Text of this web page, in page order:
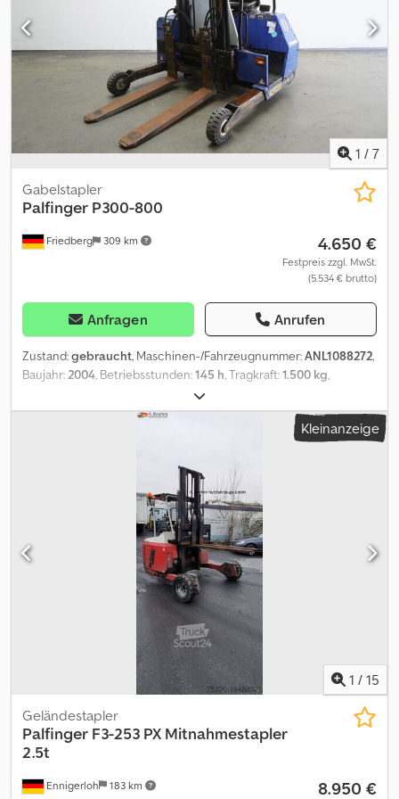
1 / 7
Friedberg 309 km
Gabelstapler
Palfinger P300-800
4.650 €
Festpreis zzgl. MwSt.
(5.534 € brutto)
Anfragen Anrufen
Zustand:gebraucht, Maschinen-/Fahrzeugnummer:ANL1088272,
Baujahr:2004, Betriebsstunden:145 h, Tragkraft:1.500 kg,
1.000 mm
mm, Masttyp:Simplex, Gabelträgerbreite:1.220 mm, Gabellänge:
, Hinterreifengröße:
, Gesamtbreite: 1.750 mm
, - Fahrzeug: Doppelzusatzhydraulik - Mast:
Doppelzusatzhydraulik - Seitenschieber, integriert - Stahlrahmen
+ Dachscheibe - 2 x Arbeitsscheinwerfer vorne - 1 x
Rückfahrscheinwerfer hinten Codpfx Aszqhadsifjrf -
Beleuchtungsanlage mit Stand- und Fahrlicht, Bremslichter und
Blinker - Blitzleuchte - Zugangskontrolle: Schlüsselschalter -
Fahrersitz Standard (Kunstleder) - Einpedal - Einzelhebel-
Bedienung - Schubgabel: Grundlänge 1200 mm / ausgefahrene
Länge 2050 mm/ Ausschub: 850 mm - Reifengröße Hinten:23 x 8,5
- 12 - vorne:4 . 00 - 4 - 5 - 2 . 50 - Seitenschub +/- 500mm, - LSP 0.6
Kleinanzeige
1 / 15
Ennigerloh 183 km
Geländestapler
Palfinger F3-253 PX Mitnahmestapler
2.5t
8.950 €